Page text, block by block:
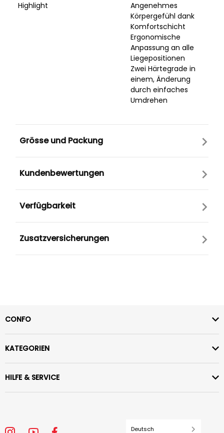
Highlight
Angenehmes
Körpergefühl dank
Komfortschicht
Ergonomische
Anpassung an alle
Liegepositionen
Zwei Härtegrade in
einem, Änderung
durch einfaches
Umdrehen
Grösse und Packung
Kundenbewertungen
Verfügbarkeit
Zusatzversicherungen
CONFO
KATEGORIEN
HILFE & SERVICE
Deutsch